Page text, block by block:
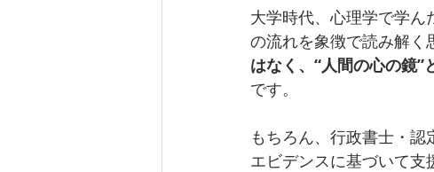
大学時代、心理学で学
の流れを象徴で読み解く
はなく、“人間の心の鏡”
です。
もちろん、行政書士・
エビデンスに基づいて支